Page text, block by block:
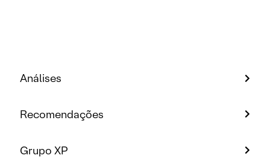
Análises
Recomendações
Grupo XP